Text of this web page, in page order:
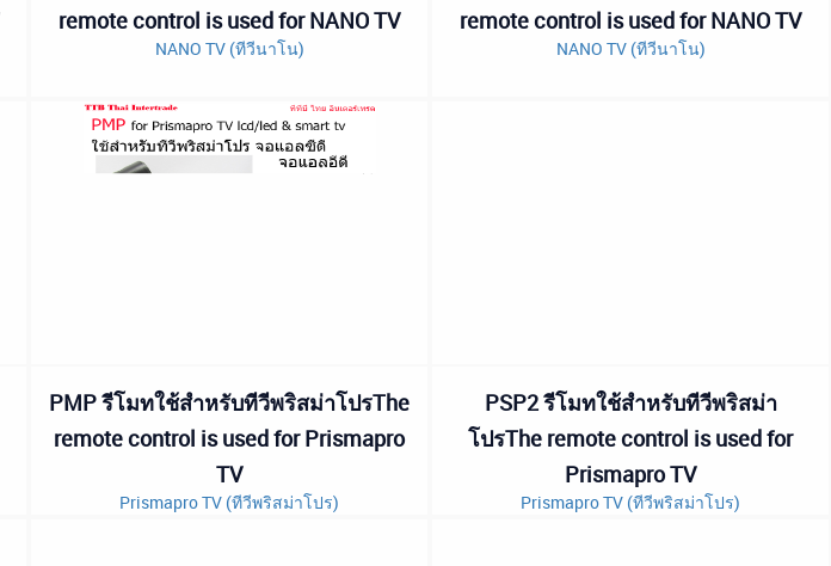
remote control is used for NANO TV
NANO TV (ทีวีนาโน)
remote control is used for NANO TV
NANO TV (ทีวีนาโน)
PMP รีโมทใช้สำหรับทีวีพริสม่าโปรThe
remote control is used for Prismapro
TV
Prismapro TV (ทีวีพริสม่าโปร)
PSP2 รีโมทใช้สำหรับทีวีพริสม่า
โปรThe remote control is used for
Prismapro TV
Prismapro TV (ทีวีพริสม่าโปร)